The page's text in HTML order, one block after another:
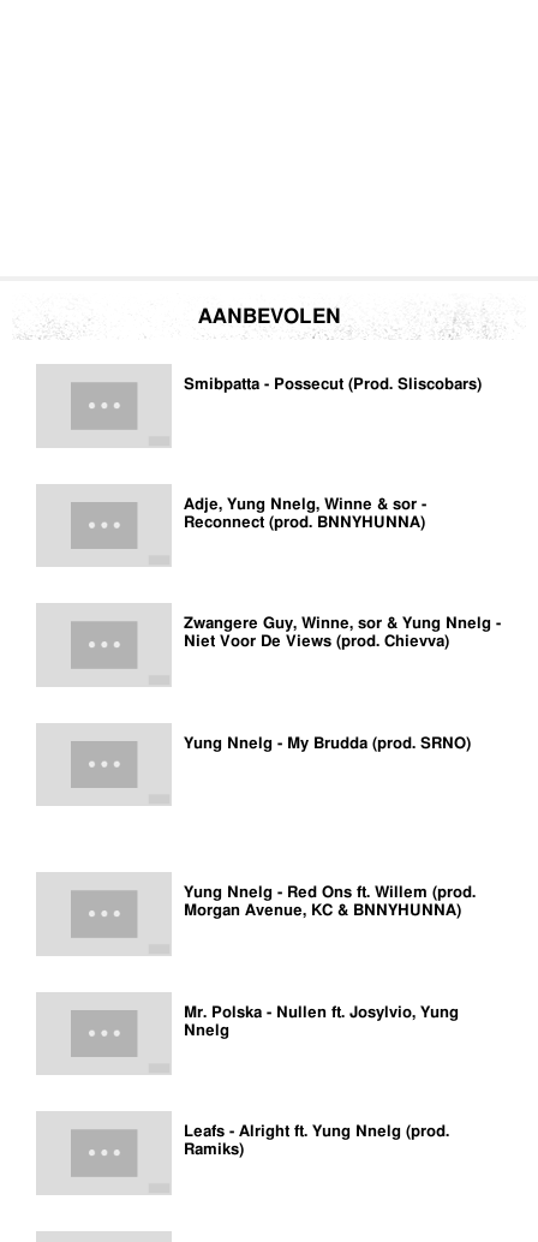
AANBEVOLEN
Smibpatta - Possecut (Prod. Sliscobars)
Adje, Yung Nnelg, Winne & sor -
Reconnect (prod. BNNYHUNNA)
Zwangere Guy, Winne, sor & Yung Nnelg -
Niet Voor De Views (prod. Chievva)
Yung Nnelg - My Brudda (prod. SRNO)
Yung Nnelg - Red Ons ft. Willem (prod.
Morgan Avenue, KC & BNNYHUNNA)
Mr. Polska - Nullen ft. Josylvio, Yung
Nnelg
Leafs - Alright ft. Yung Nnelg (prod.
Ramiks)